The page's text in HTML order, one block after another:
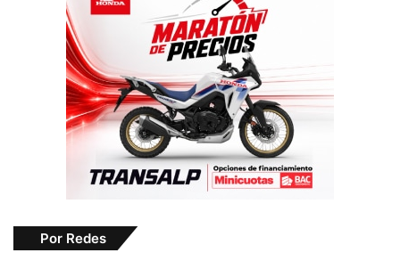
Por Redes